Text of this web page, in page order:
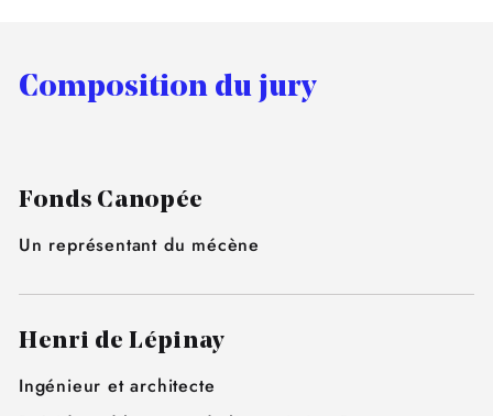
Composition du jury
Fonds Canopée
Un représentant du mécène
Henri de Lépinay
Ingénieur et architecte